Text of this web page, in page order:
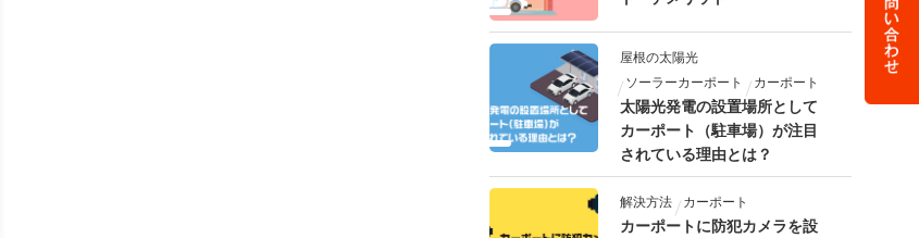
屋根の太陽光
ソーラーカーポート
カーポート
太陽光発電の設置場所として
カーポート（駐車場）が注目
されている理由とは？
解決方法 カーポート
カーポートに防犯カメラを設